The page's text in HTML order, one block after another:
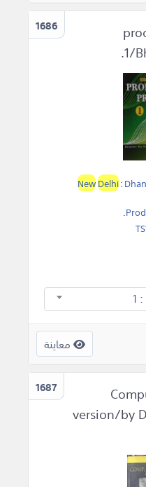
1686
1/
NewDelhi:
.
معاينة
1687
version/by